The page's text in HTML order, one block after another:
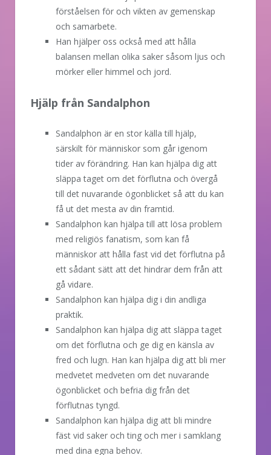
förståelsen för och vikten av gemenskap
och samarbete.
Han hjälper oss också med att hålla
balansen mellan olika saker såsom ljus och
mörker eller himmel och jord.
Hjälp från Sandalphon
Sandalphon är en stor källa till hjälp,
särskilt för människor som går igenom
tider av förändring. Han kan hjälpa dig att
släppa taget om det förflutna och övergå
till det nuvarande ögonblicket så att du kan
få ut det mesta av din framtid.
Sandalphon kan hjälpa till att lösa problem
med religiös fanatism, som kan få
människor att hålla fast vid det förflutna på
ett sådant sätt att det hindrar dem från att
gå vidare.
Sandalphon kan hjälpa dig i din andliga
praktik.
Sandalphon kan hjälpa dig att släppa taget
om det förflutna och ge dig en känsla av
fred och lugn. Han kan hjälpa dig att bli mer
medvetet medveten om det nuvarande
ögonblicket och befria dig från det
förflutnas tyngd.
Sandalphon kan hjälpa dig att bli mindre
fäst vid saker och ting och mer i samklang
med dina egna behov.